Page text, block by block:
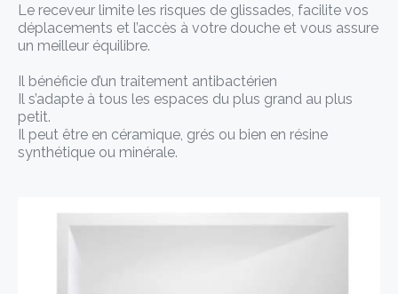
Le receveur limite les risques de glissades, facilite vos
déplacements et l’accès à votre douche et vous assure
un meilleur équilibre.
Il bénéficie d’un traitement antibactérien
Il s’adapte à tous les espaces du plus grand au plus
petit.
Il peut être en céramique, grés ou bien en résine
synthétique ou minérale.